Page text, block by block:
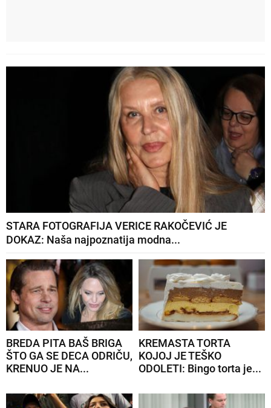
STARA FOTOGRAFIJA VERICE RAKOČEVIĆ JE
DOKAZ: Naša najpoznatija modna...
BREDA PITA BAŠ BRIGA
ŠTO GA SE DECA ODRIČU,
KRENUO JE NA...
KREMASTA TORTA
KOJOJ JE TEŠKO
ODOLETI: Bingo torta je...